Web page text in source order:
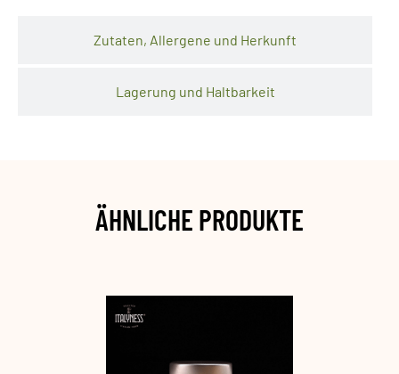
Zutaten, Allergene und Herkunft
Lagerung und Haltbarkeit
ÄHNLICHE PRODUKTE